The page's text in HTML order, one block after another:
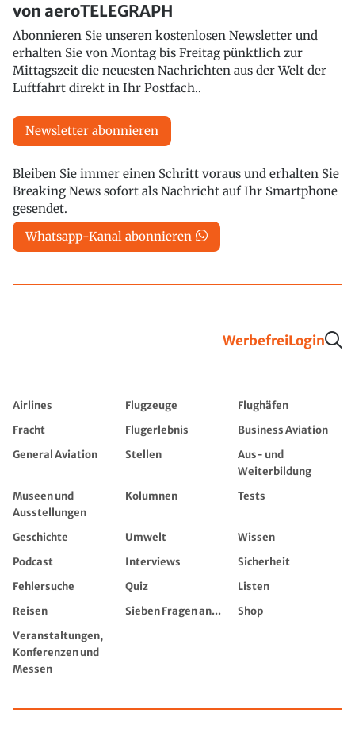
von aeroTELEGRAPH
Abonnieren Sie unseren kostenlosen Newsletter und
erhalten Sie von Montag bis Freitag pünktlich zur
Mittagszeit die neuesten Nachrichten aus der Welt der
Luftfahrt direkt in Ihr Postfach..
Newsletter abonnieren
Bleiben Sie immer einen Schritt voraus und erhalten Sie
Breaking News sofort als Nachricht auf Ihr Smartphone
gesendet.
Whatsapp-Kanal abonnieren
WerbefreiLogin
Airlines Flugzeuge
Flughäfen
Fracht
Flugerlebnis
Business Aviation
General Aviation
Stellen
Aus- und
Weiterbildung
Museen und
Ausstellungen
Kolumnen Tests
Geschichte Umwelt
Wissen
Podcast
Interviews
Sicherheit
Fehlersuche
Quiz
Listen
Reisen
Sieben Fragen an...
Shop
Veranstaltungen,
Konferenzen und
Messen